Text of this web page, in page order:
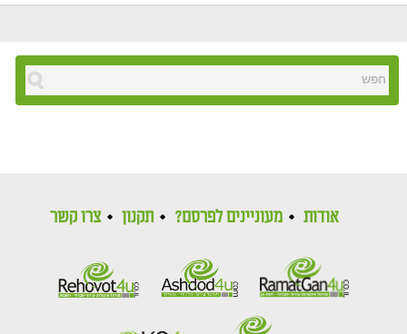
אודות מעוניינים לפרסם? תקנון צרו קשר